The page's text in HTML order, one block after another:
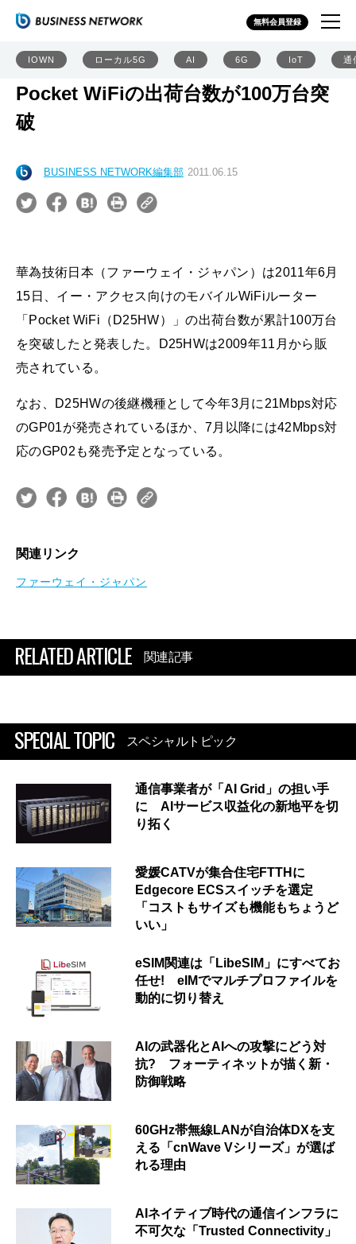
無料会員登録
IOWN ローカル5G AI 6G IoT 通
Pocket WiFiの出荷台数が100万台突
破
BUSINESS NETWORK編集部 2011.06.15
華為技術日本（ファーウェイ・ジャパン）は2011年6月
15日、イー・アクセス向けのモバイルWiFiルーター
「Pocket WiFi（D25HW）」の出荷台数が累計100万台
を突破したと発表した。D25HWは2009年11月から販
売されている。
なお、D25HWの後継機種として今年3月に21Mbps対応
のGP01が発売されているほか、7月以降には42Mbps対
応のGP02も発売予定となっている。
関連リンク
ファーウェイ・ジャパン
RELATED ARTICLE 関連記事
SPECIAL TOPIC スペシャルトピック
通信事業者が「AI Grid」の担い手
に AIサービス収益化の新地平を切
り拓く
愛媛CATVが集合住宅FTTHに
Edgecore ECSスイッチを選定
「コストもサイズも機能もちょうど
いい」
eSIM関連は「LibeSIM」にすべてお
任せ! eIMでマルチプロファイルを
動的に切り替え
AIの武器化とAIへの攻撃にどう対
抗? フォーティネットが描く新・
防御戦略
60GHz帯無線LANが自治体DXを支
える「cnWave Vシリーズ」が選ば
れる理由
AIネイティブ時代の通信インフラに
不可欠な「Trusted Connectivity」